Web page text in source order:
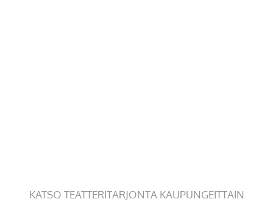
KATSO TEATTERITARJONTA KAUPUNGEITTAIN